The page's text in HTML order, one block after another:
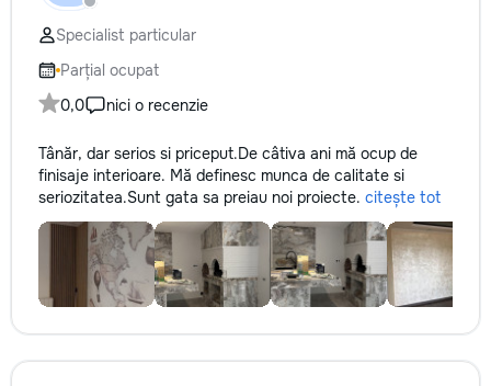
Specialist particular
Parțial ocupat
0,0
nici o recenzie
Tânăr, dar serios si priceput.De câtiva ani mă ocup de
finisaje interioare. Mă definesc munca de calitate si
seriozitatea.Sunt gata sa preiau noi proiecte. citește tot